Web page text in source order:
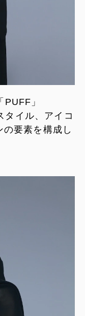
」
タイル、アイコ
要素を構成し